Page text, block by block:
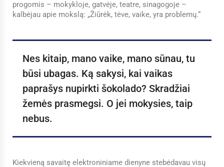
progomis – mokykloje, gatvėje, teatre, sinagogoje –
kalbėjau apie mokslą: „Žiūrėk, tėve, vaike, yra problemų.“
Nes kitaip, mano vaike, mano sūnau, tu
būsi ubagas. Ką sakysi, kai vaikas
paprašys nupirkti šokolado? Skradžiai
žemės prasmegsi. O jei mokysies, taip
nebus.
Kiekvieną savaitę elektroniniame dienyne stebėdavau visų